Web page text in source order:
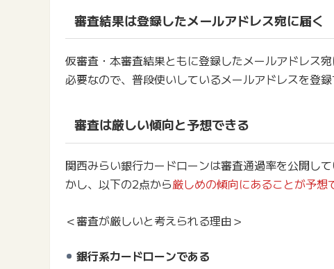
審査結果は登録したメールアドレス宛に届く
仮審査・本審査結果ともに登録したメールアドレス
必要なので、普段使いしているメールアドレスを登録
審査は厳しい傾向と予想できる
関西みらい銀行カードローンは審査通過率を公開し
かし、以下の2点から厳しめの傾向にあることが予想
＜審査が厳しいと考えられる理由＞
銀行系カードローンである